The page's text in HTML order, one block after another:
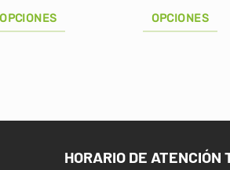
OPCIONES
OPCIONES
variantes.
opciones
HORARIO DE ATENCIÓN